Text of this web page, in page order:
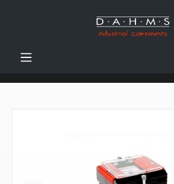
Zum Hauptinhalt springen